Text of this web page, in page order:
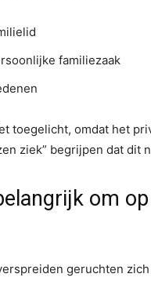
familiezaak
toegelicht, omdat het
ziek” begrijpen dat dit
om
geruchten